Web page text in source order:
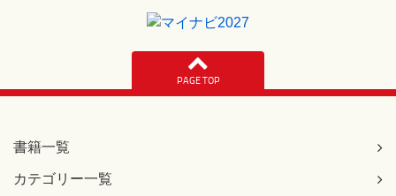
PAGE TOP
書籍一覧
カテゴリー一覧